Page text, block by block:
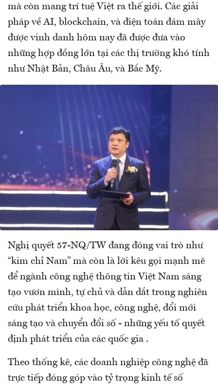
mà còn mang trí tuệ Việt ra thế giới. Các giải
pháp về AI, blockchain, và điện toán đám mây
được vinh danh hôm nay đã được đưa vào
những hợp đồng lớn tại các thị trường khó tính
như Nhật Bản, Châu Âu, và Bắc Mỹ.
Nghị quyết 57-NQ/TW đang đóng vai trò như
“kim chỉ Nam” mà còn là lời kêu gọi mạnh mẽ
để ngành công nghệ thông tin Việt Nam sáng
tạo vươn mình, tự chủ và dẫn dắt trong nghiên
cứu phát triển khoa học, công nghệ, đổi mới
sáng tạo và chuyển đổi số - những yếu tố quyết
định phát triển của các quốc gia .
Theo thống kê, các doanh nghiệp công nghệ đã
trực tiếp đóng góp vào tỷ trọng kinh tế số